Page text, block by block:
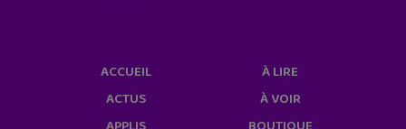
ACCUEIL
ACTUS
À LIRE
À VOIR